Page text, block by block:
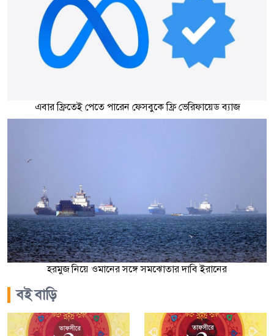
এবার ফ্রিতেই পেতে পারেন ফেসবুকে ফ্রি ভেরিফায়েড ব্যাজ
হরমুজ নিয়ে ওমানের সঙ্গে সমঝোতার দাবি ইরানের
বই বাড়ি